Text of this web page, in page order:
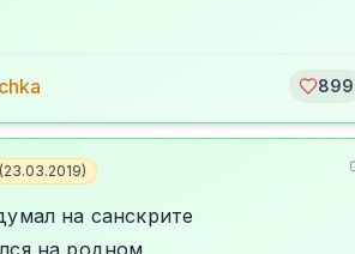
899
(23.03.2019)
на санскрите
на родном